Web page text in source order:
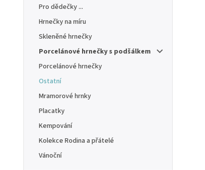
Pro dědečky ...
Hrnečky na míru
Skleněné hrnečky
Porcelánové hrnečky s podšálkem
Porcelánové hrnečky
Ostatní
Mramorové hrnky
Placatky
Kempování
Kolekce Rodina a přátelé
Vánoční